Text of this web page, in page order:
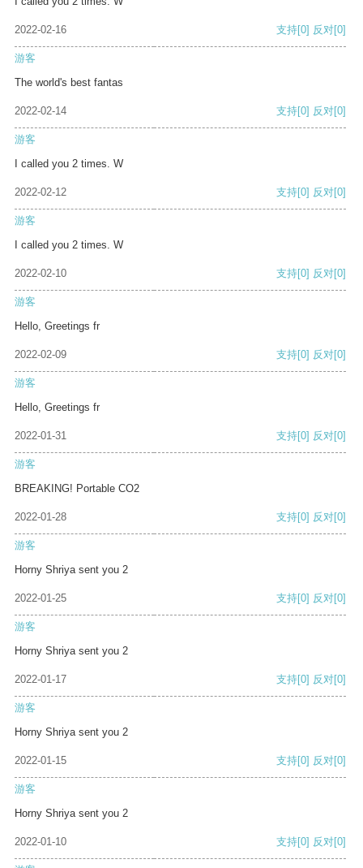
2022-02-16 支持[0] 反对[0]
游客
The world's best fantas
2022-02-14 支持[0] 反对[0]
游客
I called you 2 times. W
2022-02-12 支持[0] 反对[0]
游客
I called you 2 times. W
2022-02-10 支持[0] 反对[0]
游客
Hello, Greetings fr
2022-02-09 支持[0] 反对[0]
游客
Hello, Greetings fr
2022-01-31 支持[0] 反对[0]
游客
BREAKING! Portable CO2
2022-01-28 支持[0] 反对[0]
游客
Horny Shriya sent you 2
2022-01-25 支持[0] 反对[0]
游客
Horny Shriya sent you 2
2022-01-17 支持[0] 反对[0]
游客
Horny Shriya sent you 2
2022-01-15 支持[0] 反对[0]
游客
Horny Shriya sent you 2
2022-01-10 支持[0] 反对[0]